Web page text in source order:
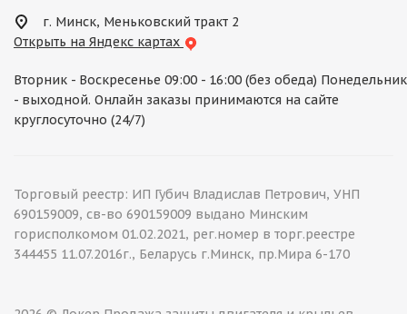
г. Минск, Меньковский тракт 2
Открыть на Яндекс картах
Вторник - Воскресенье 09:00 - 16:00 (без обеда) Понедельник
- выходной. Онлайн заказы принимаются на сайте
круглосуточно (24/7)
Торговый реестр: ИП Губич Владислав Петрович, УНП
690159009, св-во 690159009 выдано Минским
горисполкомом 01.02.2021, рег.номер в торг.реестре
344455 11.07.2016г., Беларусь г.Минск, пр.Мира 6-170